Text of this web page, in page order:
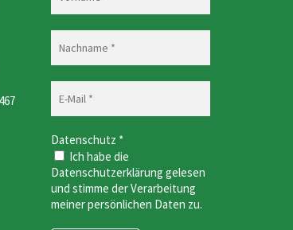
Datenschutz *
Ich habe die
Datenschutzerklärung gelesen
und stimme der Verarbeitung
meiner persönlichen Daten zu.